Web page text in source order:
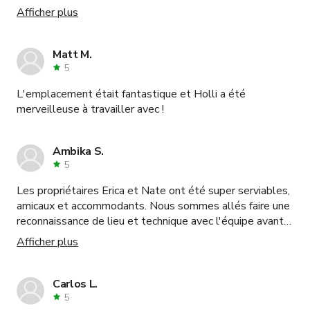
les repas. Je reviendrais certainement tourner ici !
Afficher plus
Matt M.
5
L'emplacement était fantastique et Holli a été
merveilleuse à travailler avec !
Ambika S.
5
Les propriétaires Erica et Nate ont été super serviables,
amicaux et accommodants. Nous sommes allés faire une
reconnaissance de lieu et technique avec l'équipe avant
le tournage. Ils ont aidé avec le timing et la logistique.
Leur maison est magnifique et un joyau pour tourner. Ce
nouveau avec eux. x
Afficher plus
Carlos L.
5